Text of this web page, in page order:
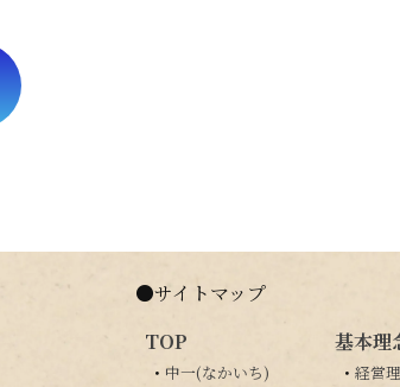
●サイトマップ
TOP
・ 中一(なかいち)
基本理
・ 経営